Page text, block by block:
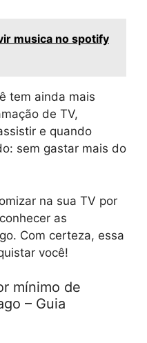
musica no spotify
tem ainda mais
de TV,
e quando
sem gastar mais do
na sua TV por
as
Com certeza, essa
você!
mínimo de
– Guia